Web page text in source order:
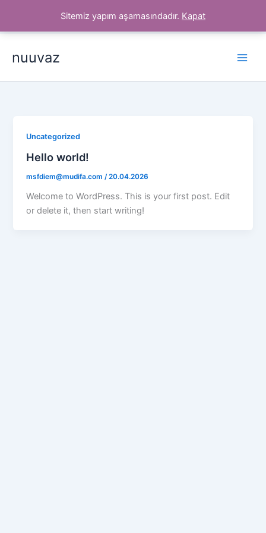
Sitemiz yapım aşamasındadır. Kapat
nuuvaz
Uncategorized
Hello world!
msfdiem@mudifa.com /20.04.2026
Welcome to WordPress. This is your first post. Edit
or delete it, then start writing!